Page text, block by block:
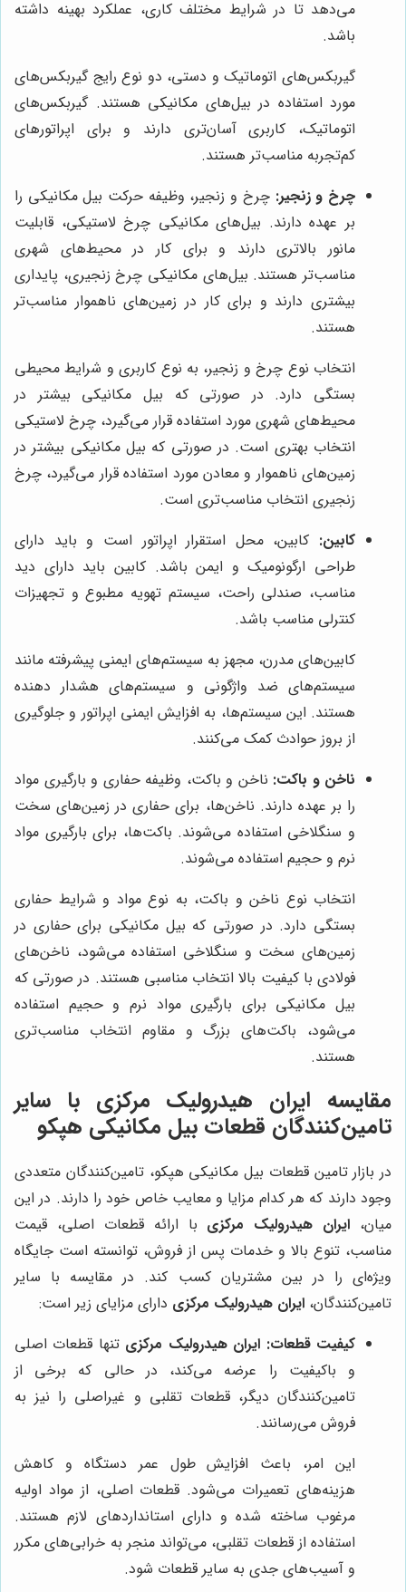
می‌دهد تا در شرایط مختلف کاری، عملکرد بهینه داشته
باشد.
گیربکس‌های اتوماتیک و دستی، دو نوع رایج گیربکس‌های
مورد استفاده در بیل‌های مکانیکی هستند. گیربکس‌های
اتوماتیک، کاربری آسان‌تری دارند و برای اپراتورهای
کم‌تجربه مناسب‌تر هستند.
چرخ و زنجیر: چرخ و زنجیر، وظیفه حرکت بیل مکانیکی را
بر عهده دارند. بیل‌های مکانیکی چرخ لاستیکی، قابلیت
مانور بالاتری دارند و برای کار در محیط‌های شهری
مناسب‌تر هستند. بیل‌های مکانیکی چرخ زنجیری، پایداری
بیشتری دارند و برای کار در زمین‌های ناهموار مناسب‌تر
هستند.
انتخاب نوع چرخ و زنجیر، به نوع کاربری و شرایط محیطی
بستگی دارد. در صورتی که بیل مکانیکی بیشتر در
محیط‌های شهری مورد استفاده قرار می‌گیرد، چرخ لاستیکی
انتخاب بهتری است. در صورتی که بیل مکانیکی بیشتر در
زمین‌های ناهموار و معادن مورد استفاده قرار می‌گیرد، چرخ
زنجیری انتخاب مناسب‌تری است.
کابین: کابین، محل استقرار اپراتور است و باید دارای
طراحی ارگونومیک و ایمن باشد. کابین باید دارای دید
مناسب، صندلی راحت، سیستم تهویه مطبوع و تجهیزات
کنترلی مناسب باشد.
کابین‌های مدرن، مجهز به سیستم‌های ایمنی پیشرفته مانند
سیستم‌های ضد واژگونی و سیستم‌های هشدار دهنده
هستند. این سیستم‌ها، به افزایش ایمنی اپراتور و جلوگیری
از بروز حوادث کمک می‌کنند.
ناخن و باکت: ناخن و باکت، وظیفه حفاری و بارگیری مواد
را بر عهده دارند. ناخن‌ها، برای حفاری در زمین‌های سخت
و سنگلاخی استفاده می‌شوند. باکت‌ها، برای بارگیری مواد
نرم و حجیم استفاده می‌شوند.
انتخاب نوع ناخن و باکت، به نوع مواد و شرایط حفاری
بستگی دارد. در صورتی که بیل مکانیکی برای حفاری در
زمین‌های سخت و سنگلاخی استفاده می‌شود، ناخن‌های
فولادی با کیفیت بالا انتخاب مناسبی هستند. در صورتی که
بیل مکانیکی برای بارگیری مواد نرم و حجیم استفاده
می‌شود، باکت‌های بزرگ و مقاوم انتخاب مناسب‌تری
هستند.
مقایسه ایران هیدرولیک مرکزی با سایر
تامین‌کنندگان قطعات بیل مکانیکی هپکو
در بازار تامین قطعات بیل مکانیکی هپکو، تامین‌کنندگان متعددی
وجود دارند که هر کدام مزایا و معایب خاص خود را دارند. در این
میان، ایران هیدرولیک مرکزی با ارائه قطعات اصلی، قیمت
مناسب، تنوع بالا و خدمات پس از فروش، توانسته است جایگاه
ویژه‌ای را در بین مشتریان کسب کند. در مقایسه با سایر
تامین‌کنندگان، ایران هیدرولیک مرکزی دارای مزایای زیر است:
کیفیت قطعات: ایران هیدرولیک مرکزی تنها قطعات اصلی
و باکیفیت را عرضه می‌کند، در حالی که برخی از
تامین‌کنندگان دیگر، قطعات تقلبی و غیراصلی را نیز به
فروش می‌رسانند.
این امر، باعث افزایش طول عمر دستگاه و کاهش
هزینه‌های تعمیرات می‌شود. قطعات اصلی، از مواد اولیه
مرغوب ساخته شده و دارای استانداردهای لازم هستند.
استفاده از قطعات تقلبی، می‌تواند منجر به خرابی‌های مکرر
و آسیب‌های جدی به سایر قطعات شود.